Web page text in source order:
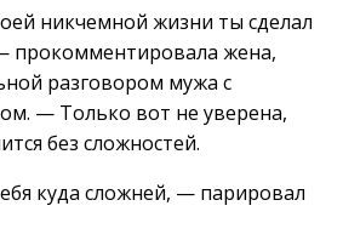
никчемной жизни ты сделал
прокомментировала жена,
разговором мужа с
— Только вот не уверена,
без сложностей.
куда сложней, — парировал